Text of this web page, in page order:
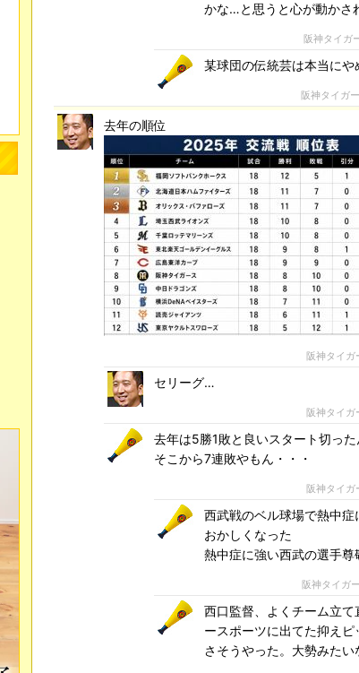
かな…と思うと心が動かさ
阪神タイガ
某球団の伝統芸は本当にや
阪神タイガ
去年の順位
阪神タイガ
セリーグ…
阪神タイガ
去年は5勝1敗と良いスタート切っ
そこから7連敗やもん・・・
阪神タイガ
西武戦のベル球場で熱中症
おかしくなった
熱中症に強い西武の選手尊
阪神タイガ
西口監督、よくチーム立
ースポーツに出てた抑え
さそうやった。大勢みたい